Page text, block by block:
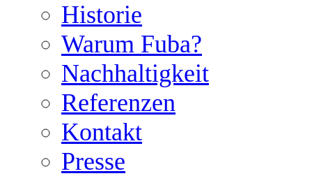
Historie
Warum Fuba?
Nachhaltigkeit
Referenzen
Kontakt
Presse